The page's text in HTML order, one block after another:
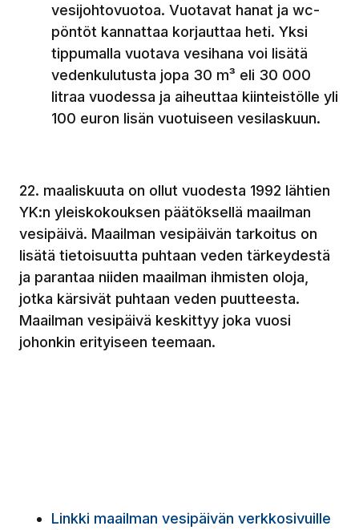
vesijohtovuotoa. Vuotavat hanat ja wc-
pöntöt kannattaa korjauttaa heti. Yksi
tippumalla vuotava vesihana voi lisätä
vedenkulutusta jopa 30 m³ eli 30 000
litraa vuodessa ja aiheuttaa kiinteistölle yli
100 euron lisän vuotuiseen vesilaskuun.
22. maaliskuuta on ollut vuodesta 1992 lähtien
YK:n yleiskokouksen päätöksellä maailman
vesipäivä. Maailman vesipäivän tarkoitus on
lisätä tietoisuutta puhtaan veden tärkeydestä
ja parantaa niiden maailman ihmisten oloja,
jotka kärsivät puhtaan veden puutteesta.
Maailman vesipäivä keskittyy joka vuosi
johonkin erityiseen teemaan.
Linkki maailman vesipäivän verkkosivuille